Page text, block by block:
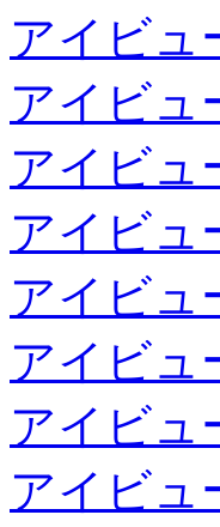
アイビュ
アイビュ
アイビュ
アイビュ
アイビュ
アイビュ
アイビュ
アイビュ